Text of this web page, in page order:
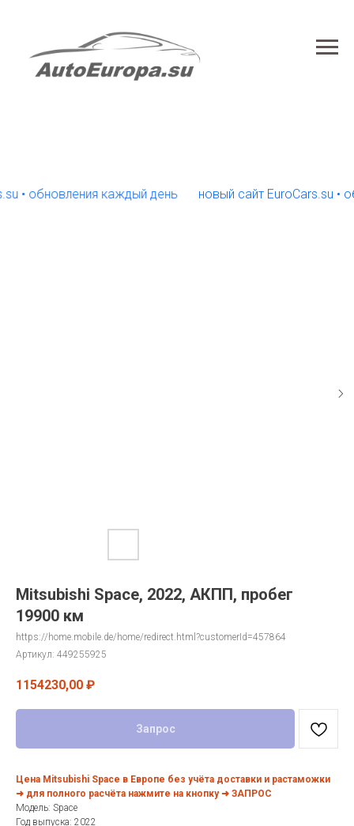
каждый день новый сайт EuroCars.su •
Mitsubishi Space, 2022, АКПП, пробег
19900 км
https://home.mobile.de/home/redirect.html?customerId=457864
Артикул: 449255925
1154230,00 ₽
Запрос
Цена Mitsubishi Space в Европе без учёта доставки и растаможки
➜ для полного расчёта нажмите на кнопку ➜ ЗАПРОС
Модель: Space
Год выпуска: 2022